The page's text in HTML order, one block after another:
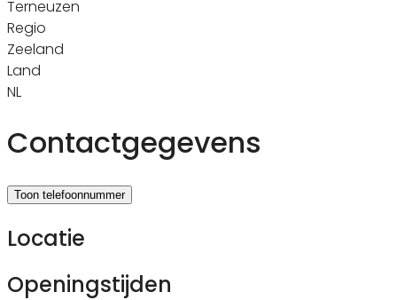
Terneuzen
Regio
Zeeland
Land
NL
Contactgegevens
Toon telefoonnummer
Locatie
Openingstijden